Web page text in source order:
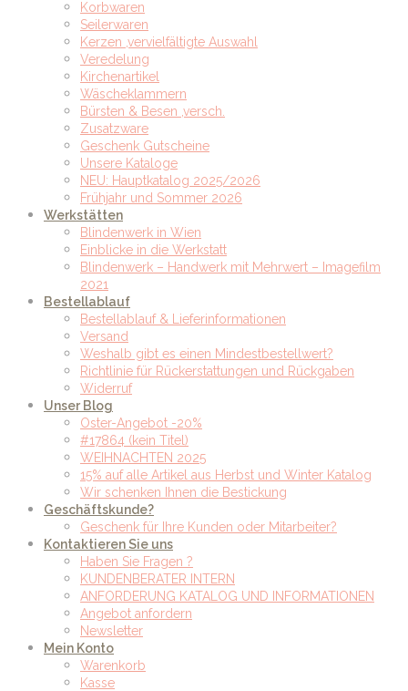
Korbwaren
Seilerwaren
Kerzen ,vervielfältigte Auswahl
Veredelung
Kirchenartikel
Wäscheklammern
Bürsten & Besen ,versch.
Zusatzware
Geschenk Gutscheine
Unsere Kataloge
NEU: Hauptkatalog 2025/2026
Frühjahr und Sommer 2026
Werkstätten
Blindenwerk in Wien
Einblicke in die Werkstatt
Blindenwerk – Handwerk mit Mehrwert – Imagefilm
2021
Bestellablauf
Bestellablauf & Lieferinformationen
Versand
Weshalb gibt es einen Mindestbestellwert?
Richtlinie für Rückerstattungen und Rückgaben
Widerruf
Unser Blog
Oster-Angebot -20%
#17864 (kein Titel)
WEIHNACHTEN 2025
15% auf alle Artikel aus Herbst und Winter Katalog
Wir schenken Ihnen die Bestickung
Geschäftskunde?
Geschenk für Ihre Kunden oder Mitarbeiter?
Kontaktieren Sie uns
Haben Sie Fragen ?
KUNDENBERATER INTERN
ANFORDERUNG KATALOG UND INFORMATIONEN
Angebot anfordern
Newsletter
Mein Konto
Warenkorb
Kasse